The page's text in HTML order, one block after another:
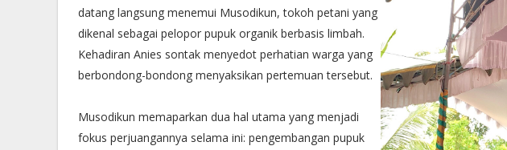
datang langsung menemui Musodikun, tokoh petani yang
dikenal sebagai pelopor pupuk organik berbasis limbah.
Kehadiran Anies sontak menyedot perhatian warga yang
berbondong-bondong menyaksikan pertemuan tersebut.
Musodikun memaparkan dua hal utama yang menjadi
fokus perjuangannya selama ini: pengembangan pupuk